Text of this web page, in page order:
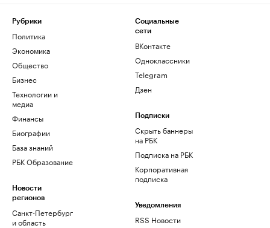
Рубрики
Политика
Экономика
Общество
Бизнес
Технологии и
медиа
Финансы
Биографии
База знаний
РБК Образование
Новости
регионов
Санкт-Петербург
и область
Социальные
сети
ВКонтакте
Одноклассники
Telegram
Дзен
Подписки
Скрыть баннеры
на РБК
Подписка на РБК
Корпоративная
подписка
Уведомления
RSS Новости